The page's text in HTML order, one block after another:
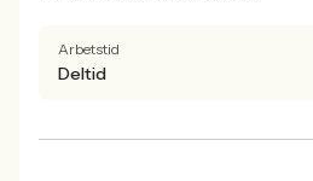
Arbetstid
Deltid